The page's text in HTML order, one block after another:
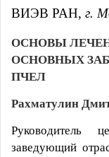
ВИЭВ РАН, г.
ОСНОВЫ
ОСНОВНЫХ
ПЧЕЛ
Рахматулин
Руководитель
заведующий